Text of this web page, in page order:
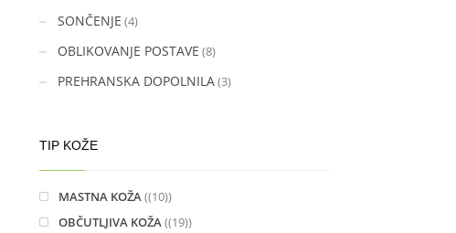
SONČENJE (4)
OBLIKOVANJE POSTAVE (8)
PREHRANSKA DOPOLNILA(3)
TIP KOŽE
MASTNA KOŽA (10)
OBČUTLJIVA KOŽA (19)